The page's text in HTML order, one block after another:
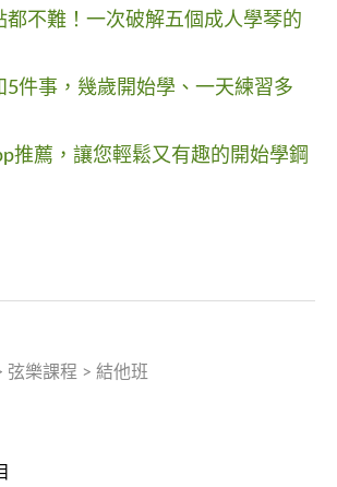
都不難！一次破解五個成人學琴的
5件事，幾歲開始學、一天練習多
推薦，讓您輕鬆又有趣的開始學鋼
弦樂課程 > 結他班